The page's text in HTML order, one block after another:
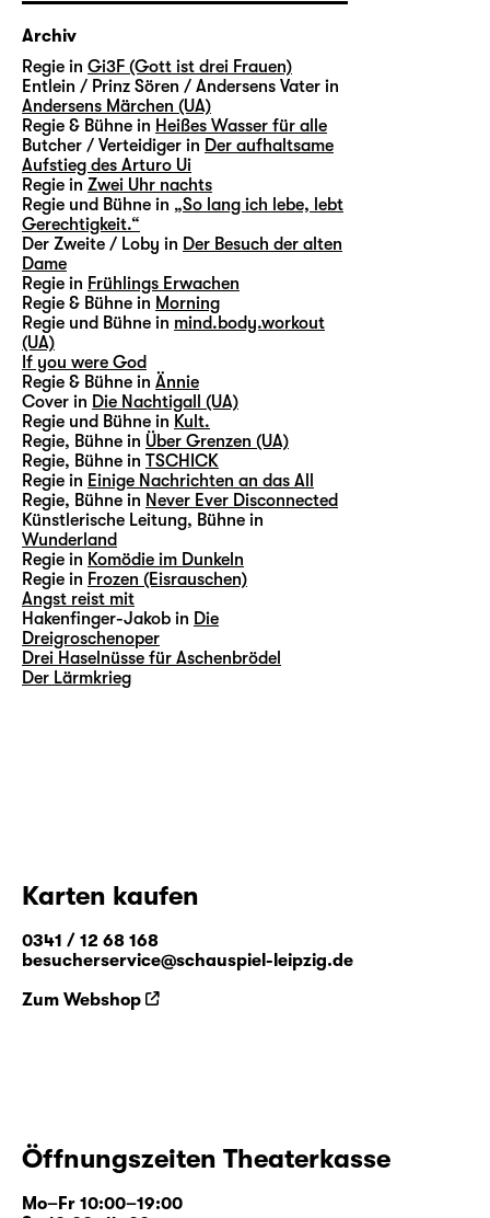
Archiv
Regie in Gi3F (Gott ist drei Frauen)
Entlein / Prinz Sören / Andersens Vater in
Andersens Märchen (UA)
Regie & Bühne in Heißes Wasser für alle
Butcher / Verteidiger in Der aufhaltsame
Aufstieg des Arturo Ui
Regie in Zwei Uhr nachts
Regie und Bühne in „So lang ich lebe, lebt
Gerechtigkeit.“
Der Zweite / Loby in Der Besuch der alten
Dame
Regie in Frühlings Erwachen
Regie & Bühne in Morning
Regie und Bühne in mind.body.workout
(UA)
If you were God
Regie & Bühne in Ännie
Cover in Die Nachtigall (UA)
Regie und Bühne in Kult.
Regie, Bühne in Über Grenzen (UA)
Regie, Bühne in TSCHICK
Regie in Einige Nachrichten an das All
Regie, Bühne in Never Ever Disconnected
Künstlerische Leitung, Bühne in
Wunderland
Regie in Komödie im Dunkeln
Regie in Frozen (Eisrauschen)
Angst reist mit
Hakenfinger-Jakob in Die
Dreigroschenoper
Drei Haselnüsse für Aschenbrödel
Der Lärmkrieg
Karten kaufen
0341 / 12 68 168
besucherservice@schauspiel-leipzig.de
Zum Webshop
Öffnungszeiten Theaterkasse
Mo–Fr 10:00–19:00